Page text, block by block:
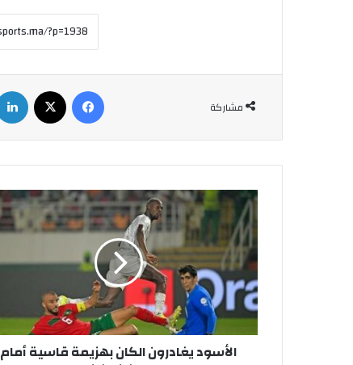
مشاركة
الأسود يغادرون الكان بهزيمة قاسية أمام